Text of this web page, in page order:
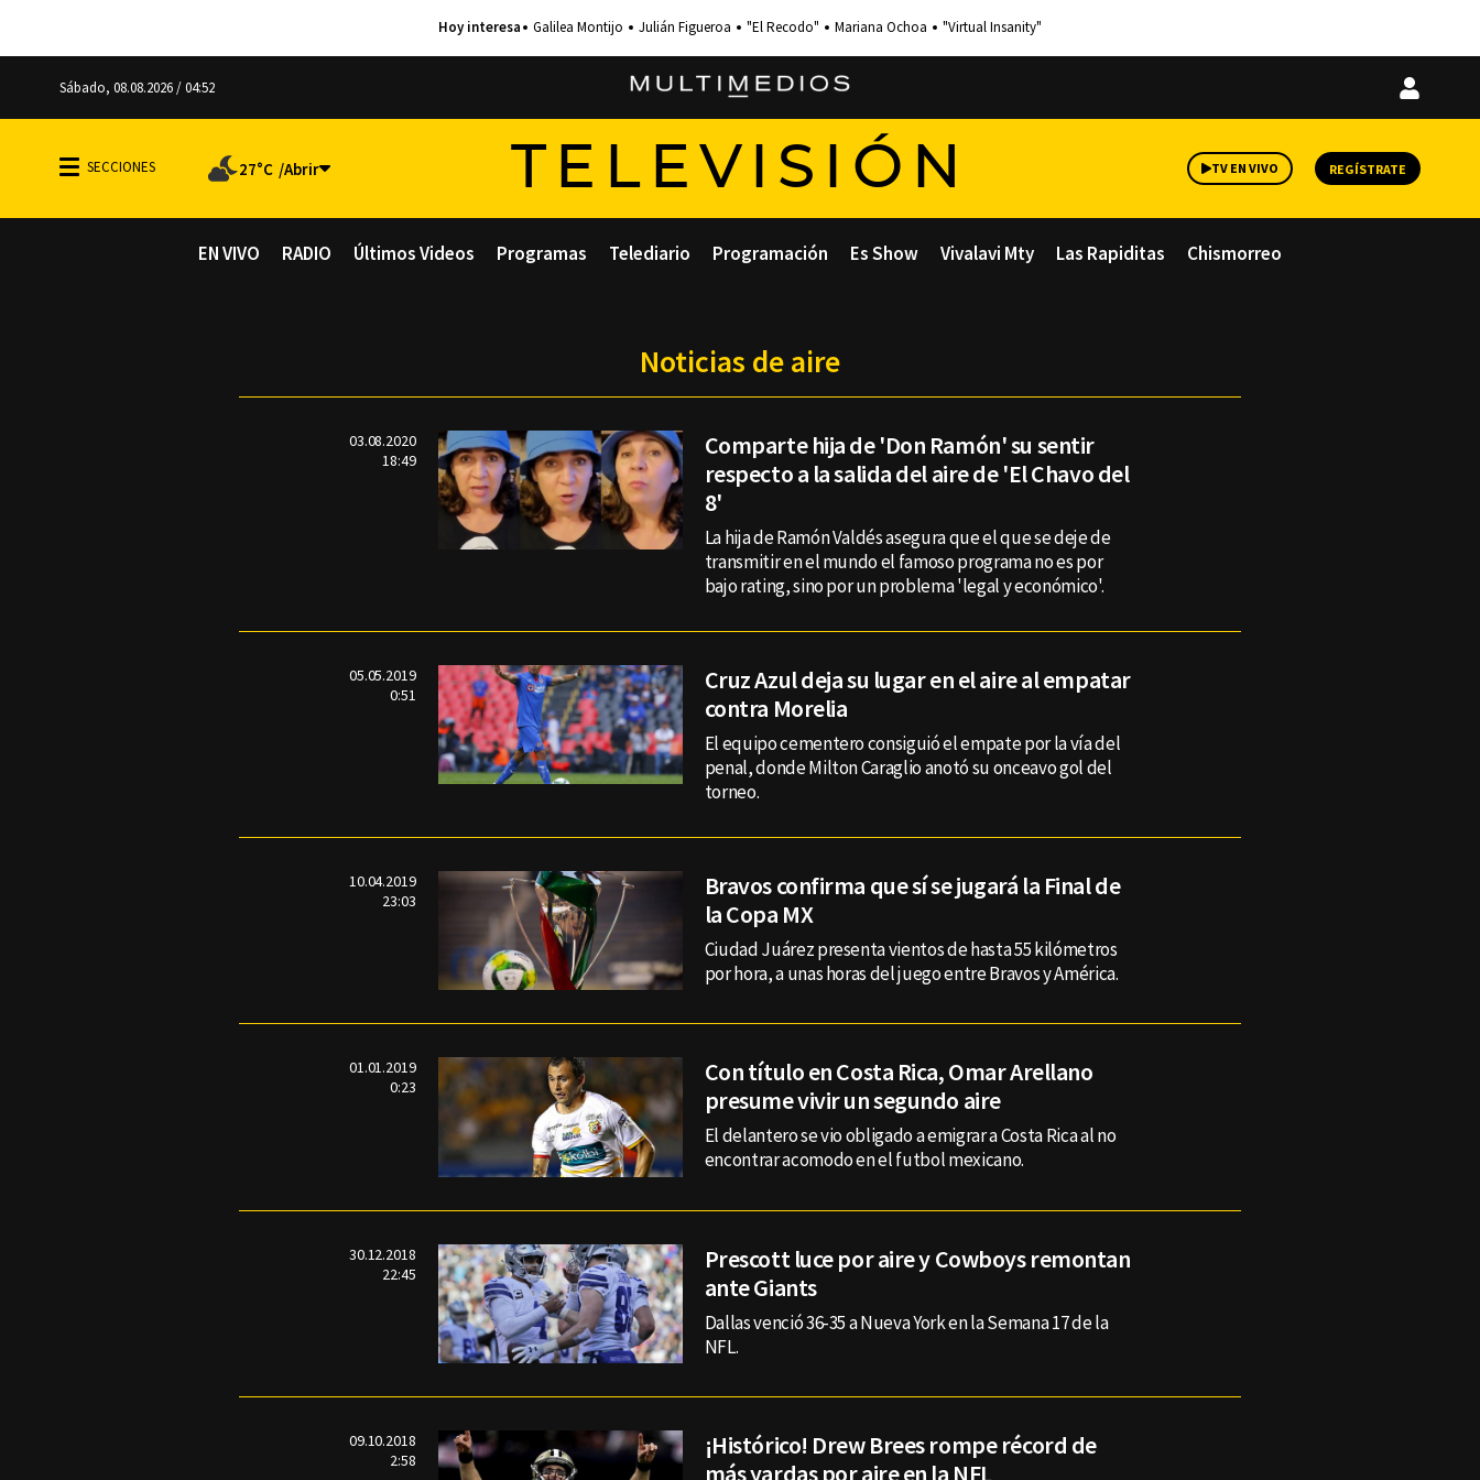
Galilea Montijo Julián Figueroa "El Recodo" Mariana Ochoa "Virtual Insanity"
Sábado, 08.08.2026 / 04:52
Iniciar
27°C TELEVISIÓN TV EN VIVO REGÍSTRATE
EN VIVO RADIO Últimos Videos Programas Telediario Programación Es Show Vivalavi Mty Las Rapiditas Chismorreo
Noticias de aire
03.08.2020
18:49
Comparte hija de 'Don Ramón' su sentir
respecto a la salida del aire de 'El Chavo del
8'
La hija de Ramón Valdés asegura que el que se deje de
transmitir en el mundo el famoso programa no es por
bajo rating, sino por un problema 'legal y económico'.
05.05.2019
0:51
Cruz Azul deja su lugar en el aire al empatar
contra Morelia
El equipo cementero consiguió el empate por la vía del
penal, donde Milton Caraglio anotó su onceavo gol del
torneo.
10.04.2019
23:03
Bravos confirma que sí se jugará la Final de
la Copa MX
Ciudad Juárez presenta vientos de hasta 55 kilómetros
por hora, a unas horas del juego entre Bravos y América.
01.01.2019
0:23
Con título en Costa Rica, Omar Arellano
presume vivir un segundo aire
El delantero se vio obligado a emigrar a Costa Rica al no
encontrar acomodo en el futbol mexicano.
30.12.2018
22:45
Prescott luce por aire y Cowboys remontan
ante Giants
Dallas venció 36-35 a Nueva York en la Semana 17 de la
NFL.
09.10.2018
2:58
¡Histórico! Drew Brees rompe récord de
más yardas por aire en la NFL